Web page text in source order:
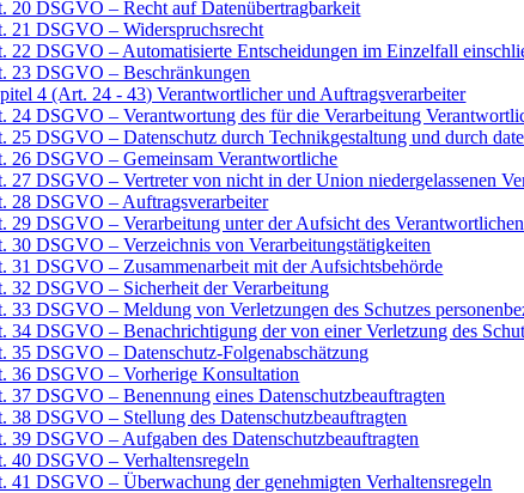
20 DSGVO – Recht auf Datenübertragbarkeit
21 DSGVO – Widerspruchsrecht
22 DSGVO – Automatisierte Entscheidungen im Einzelfall
23 DSGVO – Beschränkungen
4 (Art. 24 - 43) Verantwortlicher und Auftragsverarbeiter
24 DSGVO – Verantwortung des für die Verarbeitung
25 DSGVO – Datenschutz durch Technikgestaltung und durch
26 DSGVO – Gemeinsam Verantwortliche
27 DSGVO – Vertreter von nicht in der Union niedergelassenen
28 DSGVO – Auftragsverarbeiter
29 DSGVO – Verarbeitung unter der Aufsicht des
30 DSGVO – Verzeichnis von Verarbeitungstätigkeiten
31 DSGVO – Zusammenarbeit mit der Aufsichtsbehörde
32 DSGVO – Sicherheit der Verarbeitung
33 DSGVO – Meldung von Verletzungen des Schutzes
34 DSGVO – Benachrichtigung der von einer Verletzung des
35 DSGVO – Datenschutz-Folgenabschätzung
36 DSGVO – Vorherige Konsultation
37 DSGVO – Benennung eines Datenschutzbeauftragten
38 DSGVO – Stellung des Datenschutzbeauftragten
39 DSGVO – Aufgaben des Datenschutzbeauftragten
40 DSGVO – Verhaltensregeln
41 DSGVO – Überwachung der genehmigten Verhaltensregeln